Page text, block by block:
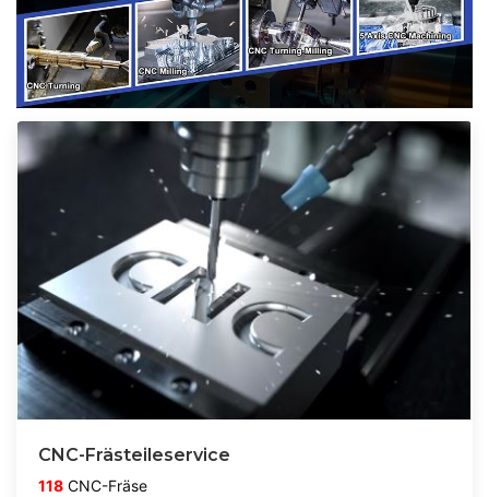
CNC-Frästeileservice
118 CNC-Fräse